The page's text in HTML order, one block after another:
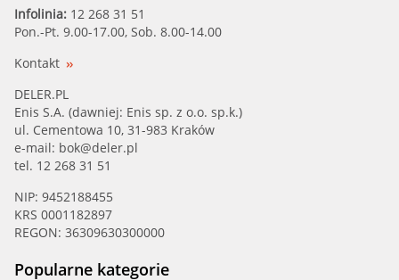
Infolinia: 12 268 31 51
Pon.-Pt. 9.00-17.00, Sob. 8.00-14.00
Kontakt
DELER.PL
Enis S.A. (dawniej: Enis sp. z o.o. sp.k.)
ul. Cementowa 10, 31-983 Kraków
e-mail: bok@deler.pl
tel. 12 268 31 51
NIP: 9452188455
KRS 0001182897
REGON: 36309630300000
Popularne kategorie